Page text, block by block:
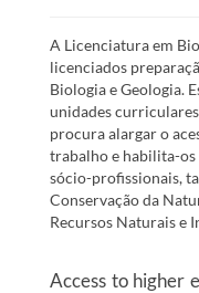
A Licenciatura em
licenciados
Biologia e Geologia.
unidades
procura alargar o
trabalho e habilita-os
sócio-profissionais,
Conservação da
Recursos Naturais e
Access to higher